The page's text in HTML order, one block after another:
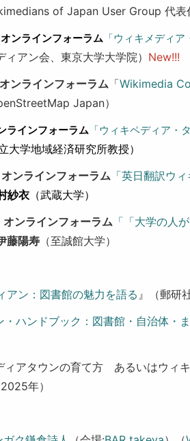
of Japan User Group 代表
オンラインフォーラム 「ウィキメディア
ィアン会、東京大学大学院） New!!!
オンラインフォーラム 「Wikimedia
Japan）
ラインフォーラム 「ウィキペディア・
大学地域経済研究所教授）
オンラインフォーラム 「英日翻訳ウ
紗衣 （武蔵大学）
オンラインフォーラム 「 「大学の人
藤陽寿 （至誠館大学）
アン：図書館の魅力を語る 』（郵研
・ハンドブック：図書館・自治体・
ィアタウンの育て方 あるいはウィ
年）